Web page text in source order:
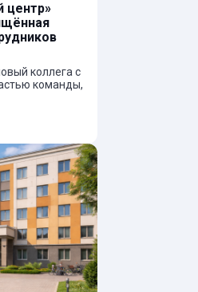
центр»
коллега с
команды,
опыт и
усилят нашу
всех